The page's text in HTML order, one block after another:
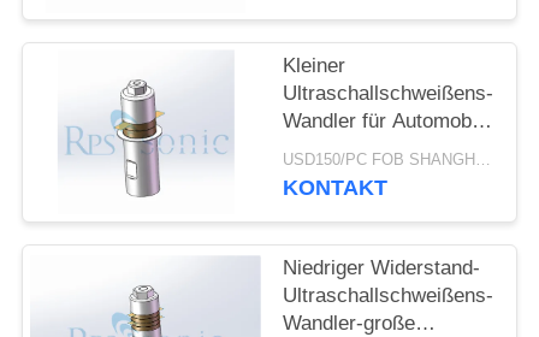
Kleiner
Ultraschallschweißens-
Wandler für Automobil-
Innenraum-Ordnung
USD150/PC FOB SHANGHAI MOQ:1pcs
KONTAKT
Niedriger Widerstand-
Ultraschallschweißens-
Wandler-große